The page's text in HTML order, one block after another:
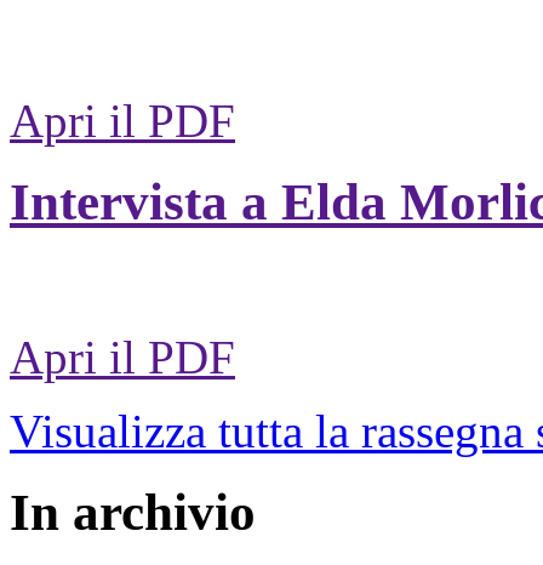
Apri il PDF
Intervista a Elda
Apri il PDF
Visualizza tutta la rassegna
In archivio